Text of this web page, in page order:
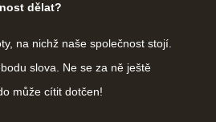
dělat?
na nichž naše společnost stojí.
slova. Ne se za ně ještě
může cítit dotčen!